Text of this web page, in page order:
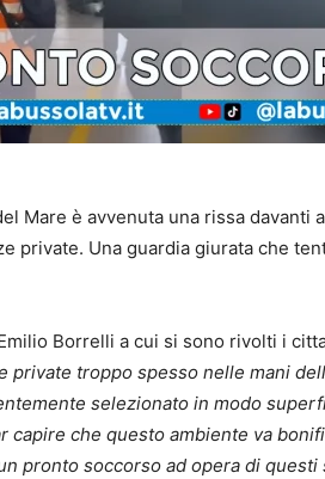
Mare è avvenuta una rissa davanti
private. Una guardia giurata che
Borrelli a cui si sono rivolti i
private troppo spesso nelle mani
selezionato in modo
capire che questo ambiente va
pronto soccorso ad opera di